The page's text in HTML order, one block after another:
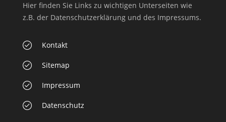
Hier finden Sie Links zu wichtigen Unterseiten wie
z.B. der Datenschutzerklärung und des Impressums.
Kontakt
Sitemap
Impressum
Datenschutz